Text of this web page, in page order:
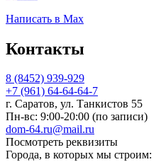
Написать в Max
Контакты
8 (8452) 939-929
+7 (961) 64-64-64-7
г. Саратов, ул. Танкистов 55
Пн-вс: 9:00-20:00 (по записи)
dom-64.ru@mail.ru
Посмотреть реквизиты
Города, в которых мы строим: